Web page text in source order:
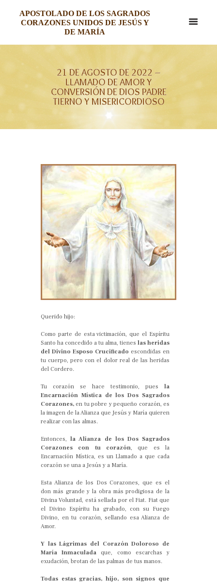
APOSTOLADO DE LOS SAGRADOS
CORAZONES UNIDOS DE JESÚS Y
DE MARÍA
21 DE AGOSTO DE 2022 –
LLAMADO DE AMOR Y
CONVERSIÓN DE DIOS PADRE
TIERNO Y MISERICORDIOSO
Querido hijo:
Como parte de esta victimación, que el Espíritu
Santo ha concedido a tu alma, tienes las heridas
del Divino Esposo Crucificado escondidas en
tu cuerpo, pero con el dolor real de las heridas
del Cordero.
Tu corazón se hace testimonio, pues la
Encarnación Mística de los Dos Sagrados
Corazones, en tu pobre y pequeño corazón, es
la imagen de la Alianza que Jesús y María quieren
realizar con las almas.
Entonces,la Alianza de los Dos Sagrados
Corazones con tu corazón, que es la
Encarnación Mística, es un Llamado a que cada
corazón se una a Jesús y a María.
Esta Alianza de los Dos Corazones, que es el
don más grande y la obra más prodigiosa de la
Divina Voluntad, está sellada por el Fiat. Fiat que
el Divino Espíritu ha grabado, con su Fuego
Divino, en tu corazón, sellando esa Alianza de
Amor.
Y las Lágrimas del Corazón Doloroso de
María Inmaculada que, como escarchas y
exudación, brotan de las palmas de tus manos.
Todas estas gracias, hijo, son signos que